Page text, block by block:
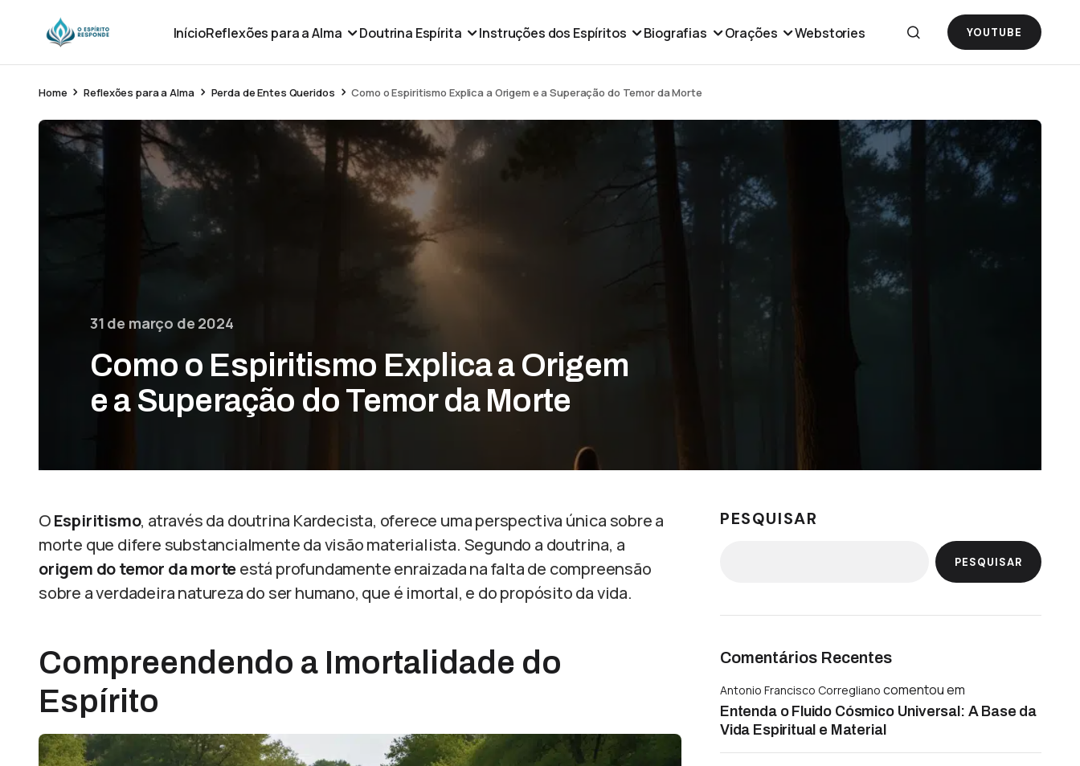
InícioReflexões para a Alma Doutrina Espírita Instruções dos Espíritos Biografias Orações Webstories YOUTUBE
Home Reflexões para a Alma Perda de Entes Queridos Como o Espiritismo Explica a Origem e a Superação do Temor da Morte
31 de março de 2024
Como o Espiritismo Explica a Origem
e a Superação do Temor da Morte
OEspiritismo, através da doutrina Kardecista, oferece uma perspectiva única sobre a
morte que difere substancialmente da visão materialista. Segundo a doutrina, a
origem do temor da morteestá profundamente enraizada na falta de compreensão
sobre a verdadeira natureza do ser humano, que é imortal, e do propósito da vida.
Compreendendo a Imortalidade do
Espírito
PESQUISAR
PESQUISAR
Comentários Recentes
Antonio Francisco Corregliano comentou em
Entenda o Fluido Cósmico Universal: A Base da
Vida Espiritual e Material